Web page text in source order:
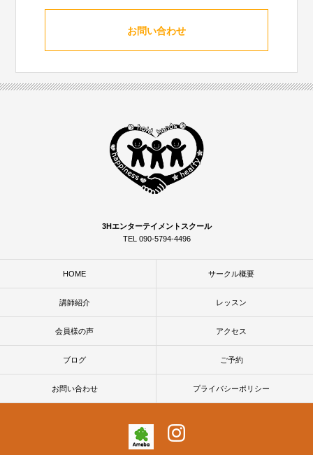
お問い合わせ
3Hエンターテイメントスクール
TEL 090-5794-4496
HOME サークル概要
講師紹介 レッスン
会員様の声 アクセス
ブログ ご予約
お問い合わせ プライバシーポリシー